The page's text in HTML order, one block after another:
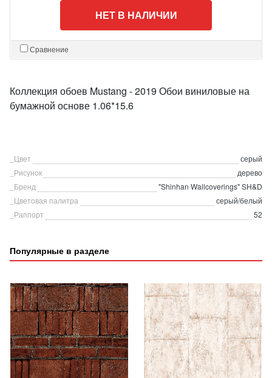
НЕТ В НАЛИЧИИ
Сравнение
Коллекция обоев Mustang - 2019 Обои виниловые на
бумажной основе 1.06*15.6
_Цвет
серый
_Рисунок
дерево
_Бренд
"Shinhan Wallcoverings" SH&D
_Цветовая палитра
серый/белый
_Раппорт
52
Популярные в разделе